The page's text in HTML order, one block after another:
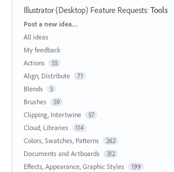
Illustrator (Desktop) Feature Requests:Tools
Categories
Post a new idea…
All ideas
My feedback
Actions
55
Align, Distribute 71
Blends 5
Brushes 59
Clipping, Intertwine 57
Cloud, Libraries 114
Colors, Swatches, Patterns 262
Documents and Artboards 312
Effects, Appearance, Graphic Styles 199